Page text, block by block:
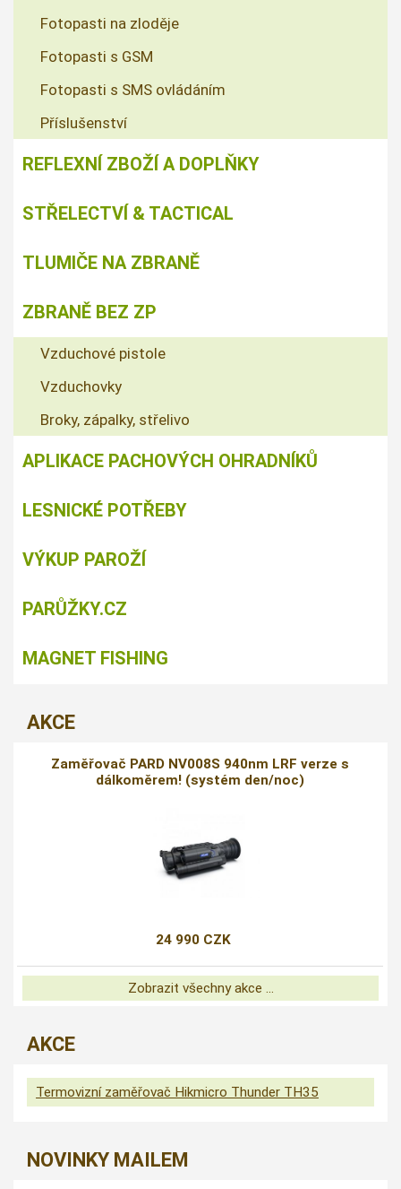
Fotopasti na zloděje
Fotopasti s GSM
Fotopasti s SMS ovládáním
Příslušenství
REFLEXNÍ ZBOŽÍ A DOPLŇKY
STŘELECTVÍ & TACTICAL
TLUMIČE NA ZBRANĚ
ZBRANĚ BEZ ZP
Vzduchové pistole
Vzduchovky
Broky, zápalky, střelivo
APLIKACE PACHOVÝCH OHRADNÍKŮ
LESNICKÉ POTŘEBY
VÝKUP PAROŽÍ
PARŮŽKY.CZ
MAGNET FISHING
AKCE
Zaměřovač PARD NV008S 940nm LRF verze s
dálkoměrem! (systém den/noc)
24 990 CZK
Zobrazit všechny akce ...
AKCE
Termovizní zaměřovač Hikmicro Thunder TH35
NOVINKY MAILEM